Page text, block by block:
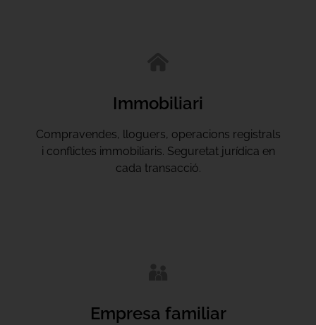
Immobiliari
Compravendes, lloguers, operacions registrals
i conflictes immobiliaris. Seguretat jurídica en
cada transacció.
Empresa familiar